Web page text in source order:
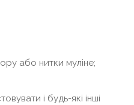
або нитки муліне;
і будь-які інші